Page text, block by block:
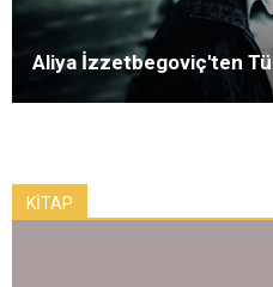
Aliya İzzetbegoviç'ten
KİTAP